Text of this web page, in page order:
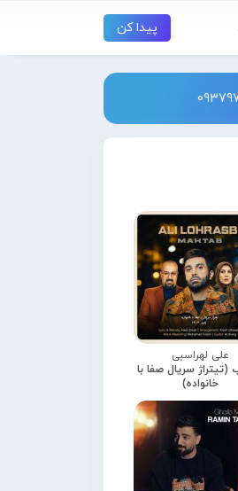
علی لهراسبی
(تیتراژ سریال صفا با
خانواده)